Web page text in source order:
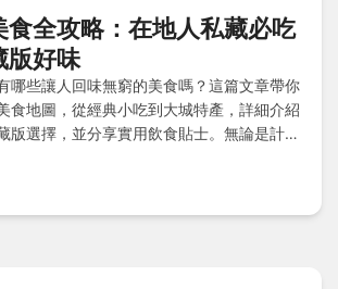
食全攻略：在地人私藏必吃
版好味
哪些讓人回味無窮的美食嗎？這篇文章帶你
食地圖，從經典小吃到大城特產，詳細介紹
版選擇，並分享實用飲食貼士。無論是計畫